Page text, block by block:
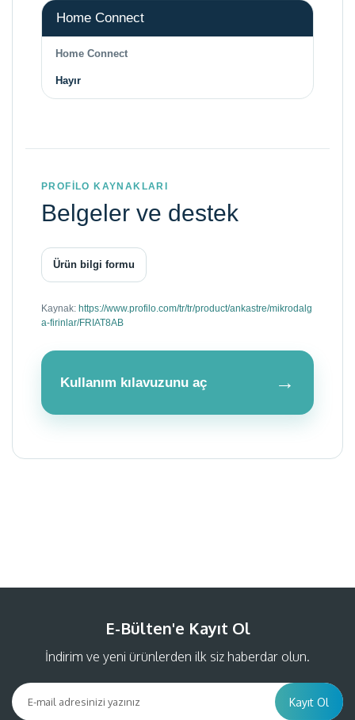
Home Connect
Home Connect
Hayır
PROFİLO KAYNAKLARI
Belgeler ve destek
Ürün bilgi formu
Kaynak: https://www.profilo.com/tr/tr/product/ankastre/mikrodalg
a-firinlar/FRIAT8AB
Kullanım kılavuzunu aç →
E-Bülten'e Kayıt Ol
İndirim ve yeni ürünlerden ilk siz haberdar olun.
Kayıt Ol